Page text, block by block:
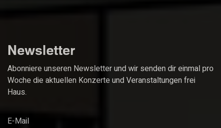
Newsletter
Abonniere unseren Newsletter und wir senden dir einmal pro
Woche die aktuellen Konzerte und Veranstaltungen frei
Haus.
E-Mail